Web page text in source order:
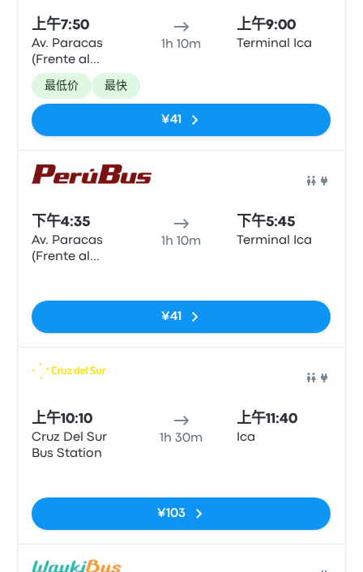
上午7:50
Av. Paracas
(Frente al
Hotel El
Amigo)
1h 10m
上午9:00
Terminal Ica
最低价 最快
¥41
下午4:35
Av. Paracas
(Frente al
1h 10m
下午5:45
Terminal Ica
¥41
上午10:10
Cruz Del Sur
Bus Station
1h 30m
上午11:40
Ica
¥103